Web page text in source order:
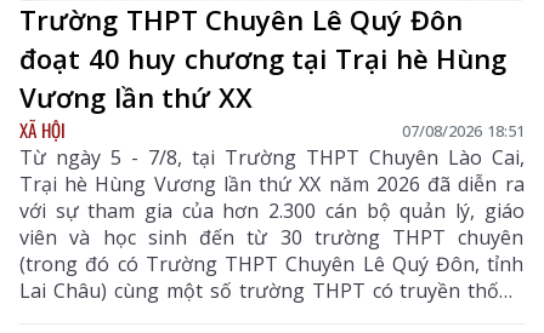
Trường THPT Chuyên Lê Quý Đôn
đoạt 40 huy chương tại Trại hè Hùng
Vương lần thứ XX
XÃ HỘI 07/08/2026 18:51
Từ ngày 5 - 7/8, tại Trường THPT Chuyên Lào Cai,
Trại hè Hùng Vương lần thứ XX năm 2026 đã diễn ra
với sự tham gia của hơn 2.300 cán bộ quản lý, giáo
viên và học sinh đến từ 30 trường THPT chuyên
(trong đó có Trường THPT Chuyên Lê Quý Đôn, tỉnh
Lai Châu) cùng một số trường THPT có truyền thống
chất lượng cao trên cả nước.